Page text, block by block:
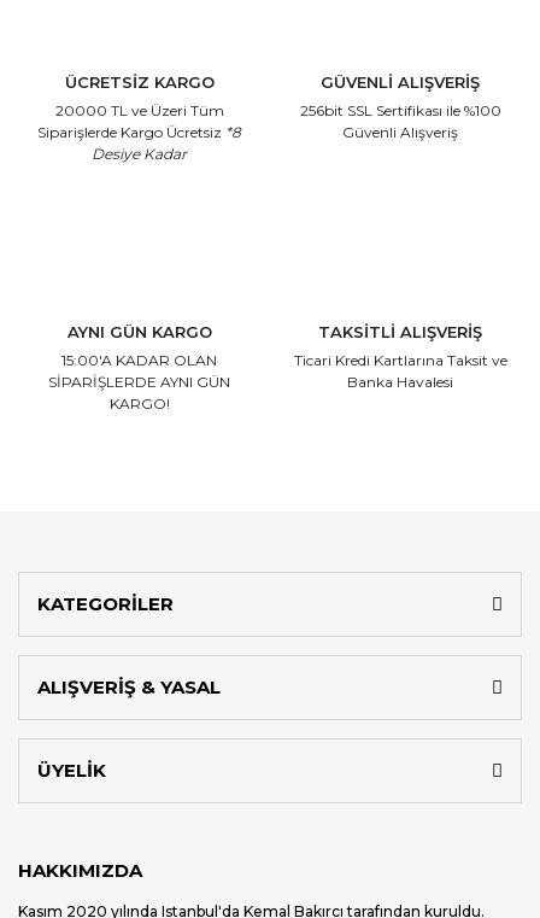
ÜCRETSİZ KARGO
20000 TL ve Üzeri Tüm
Siparişlerde Kargo Ücretsiz *8
Desiye Kadar
GÜVENLİ ALIŞVERİŞ
256bit SSL Sertifikası ile %100
Güvenli Alışveriş
AYNI GÜN KARGO
15:00'A KADAR OLAN
SİPARİŞLERDE AYNI GÜN
KARGO!
TAKSİTLİ ALIŞVERİŞ
Ticari Kredi Kartlarına Taksit ve
Banka Havalesi
KATEGORİLER
ALIŞVERİŞ & YASAL
ÜYELİK
HAKKIMIZDA
Kasım 2020 yılında Istanbul'da Kemal Bakırcı tarafından kuruldu.